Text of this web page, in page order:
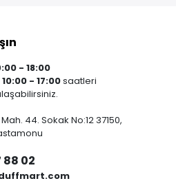
- 18:00
10:00 - 17:00saatleri
44. Sokak No:12 37150,
88 02